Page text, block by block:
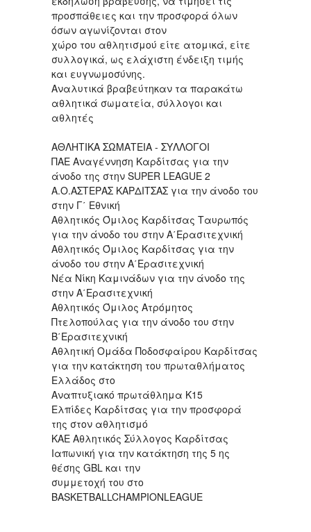
προσπάθειες και την προσφορά όλων
όσων αγωνίζονται στον
χώρο του αθλητισμού είτε ατομικά, είτε
συλλογικά, ως ελάχιστη ένδειξη τιμής
και ευγνωμοσύνης.
Αναλυτικά βραβεύτηκαν τα παρακάτω
αθλητικά σωματεία, σύλλογοι και
αθλητές
ΑΘΛΗΤΙΚΑ ΣΩΜΑΤΕΙΑ - ΣΥΛΛΟΓΟΙ
ΠΑΕ Αναγέννηση Καρδίτσας για την
άνοδο της στην SUPER LEAGUE 2
Α.Ο.ΑΣΤΕΡΑΣ ΚΑΡΔΙΤΣΑΣ για την άνοδο του
στην Γ΄ Εθνική
Αθλητικός Όμιλος Καρδίτσας Ταυρωπός
για την άνοδο του στην Α΄Ερασιτεχνική
Aθλητικός Όμιλος Kαρδίτσας για την
άνοδο του στην Α΄Ερασιτεχνική
Νέα Νίκη Καμινάδων για την άνοδο της
στην Α΄Ερασιτεχνική
Αθλητικός Όμιλος Ατρόμητος
Πτελοπούλας για την άνοδο του στην
Β΄Ερασιτεχνική
Αθλητική Ομάδα Ποδοσφαίρου Καρδίτσας
για την κατάκτηση του πρωταθλήματος
Ελλάδος στο
Αναπτυξιακό πρωτάθλημα Κ15
Ελπίδες Καρδίτσας για την προσφορά
της στον αθλητισμό
KAE Αθλητικός Σύλλογος Καρδίτσας
Ιαπωνική για την κατάκτηση της 5 ης
θέσης GBL και την
συμμετοχή του στο
BASKETBALLCHAMPIONLEAGUE